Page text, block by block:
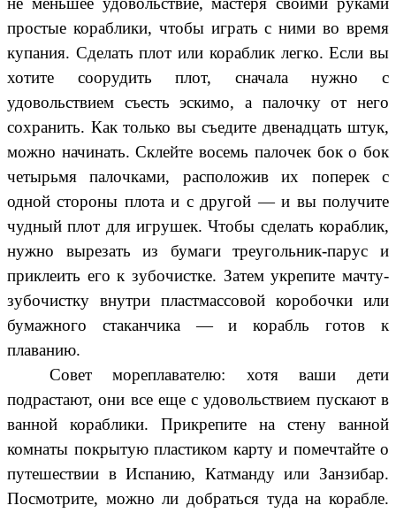
простые кораблики, чтобы играть с ними во время
купания. Сделать плот или кораблик легко. Если вы
хотите соорудить плот, сначала нужно с
удовольствием съесть эскимо, а палочку от него
сохранить. Как только вы съедите двенадцать штук,
можно начинать. Склейте восемь палочек бок о бок
четырьмя палочками, расположив их поперек с
одной стороны плота и с другой — и вы получите
чудный плот для игрушек. Чтобы сделать кораблик,
нужно вырезать из бумаги треугольник-парус и
приклеить его к зубочистке. Затем укрепите мачту-
зубочистку внутри пластмассовой коробочки или
бумажного стаканчика — и корабль готов к
плаванию.
Совет мореплавателю: хотя ваши дети
подрастают, они все еще с удовольствием пускают в
ванной кораблики. Прикрепите на стену ванной
комнаты покрытую пластиком карту и помечтайте о
путешествии в Испанию, Катманду или Занзибар.
Посмотрите, можно ли добраться туда на корабле.